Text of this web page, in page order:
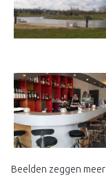
Beelden zeggen